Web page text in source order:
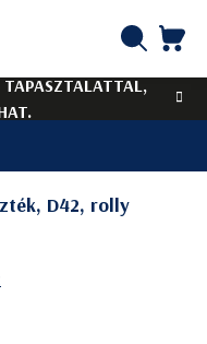
TAPASZTALATTAL,
D42, rolly